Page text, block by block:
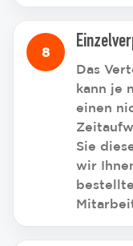
Das
kann je
einen
Sie
wir